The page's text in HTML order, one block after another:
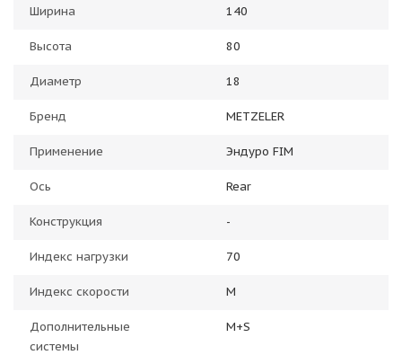
Ширина 140
Высота 80
Диаметр 18
Бренд METZELER
Применение Эндуро FIM
Ось Rear
Конструкция -
Индекс нагрузки 70
Индекс скорости M
Дополнительные
системы
M+S